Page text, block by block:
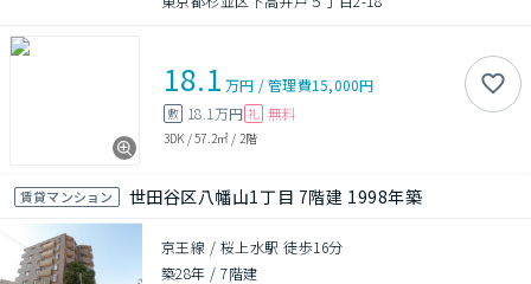
18.1 万円 /管理費15,000円
敷 18.1万円 礼 無料
3DK /57.2㎡ / 2階
賃貸マンション 世田谷区八幡山1丁目 7階建 1998年築
京王線 / 桜上水駅 徒歩16分
築28年 /7階建